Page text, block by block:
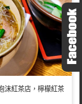
沫紅茶店，檸檬紅茶